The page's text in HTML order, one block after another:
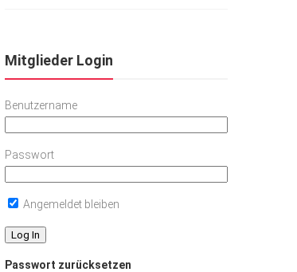
Mitglieder Login
Benutzername
Passwort
Angemeldet bleiben
Passwort zurücksetzen